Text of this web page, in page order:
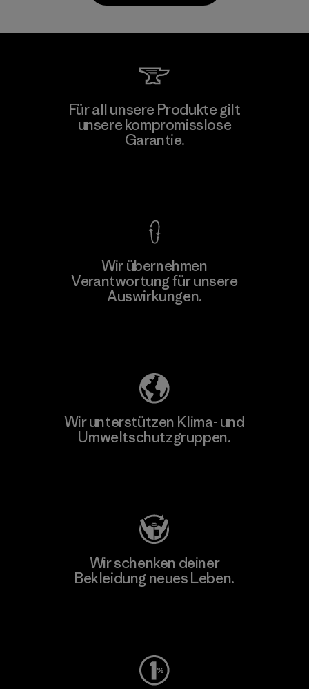
Toray International, Inc.
Material-supplier
Für all unsere Produkte gilt
unsere kompromisslose
Garantie.
Wir übernehmen
Verantwortung für unsere
Auswirkungen.
Wir unterstützen Klima- und
Umweltschutzgruppen.
Wir schenken deiner
Bekleidung neues Leben.